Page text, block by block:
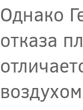
Однако
отказа